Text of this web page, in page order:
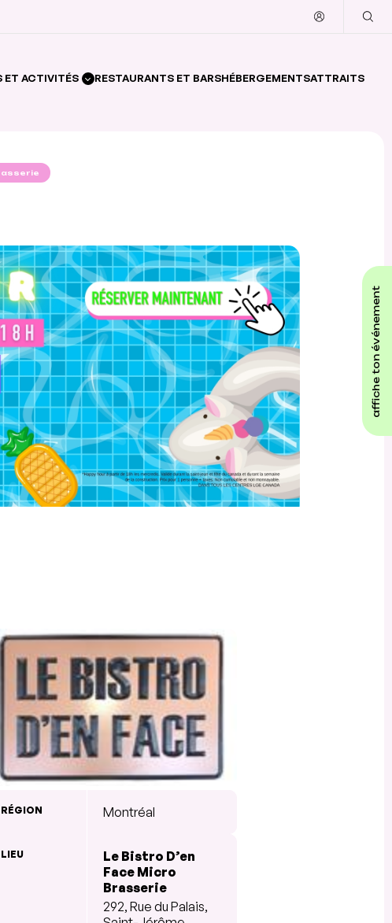
ET ACTIVITÉS RESTAURANTS ET BARSHÉBERGEMENTSATTRAITS
affiche ton événement
RÉGION Montréal
LIEU
Le Bistro D’en
Face Micro
Brasserie
292, Rue du Palais,